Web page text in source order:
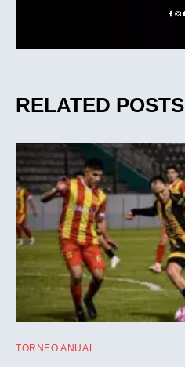
RELATED POSTS
TORNEO ANUAL